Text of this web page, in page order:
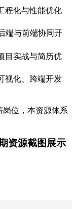
化与性能优化
端与前端协同开
实战与简历优
化、跨端开发
位，本资源体系
资源截图展示